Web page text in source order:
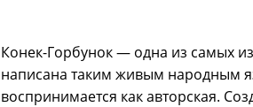
Конек-Горбунок — одна из самых
написана таким живым народным
воспринимается как авторская.